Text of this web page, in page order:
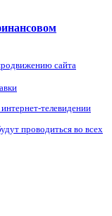
сайта
телевидении
проводиться во всех